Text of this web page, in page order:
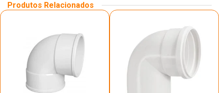
Produtos Relacionados